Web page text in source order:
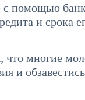
помощью
и срока
многие
и